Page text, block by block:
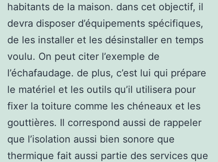
habitants de la maison. dans cet objectif, il
devra disposer d’équipements spécifiques,
de les installer et les désinstaller en temps
voulu. On peut citer l’exemple de
l’échafaudage. de plus, c’est lui qui prépare
le matériel et les outils qu’il utilisera pour
fixer la toiture comme les chéneaux et les
gouttières. Il correspond aussi de rappeler
que l’isolation aussi bien sonore que
thermique fait aussi partie des services que